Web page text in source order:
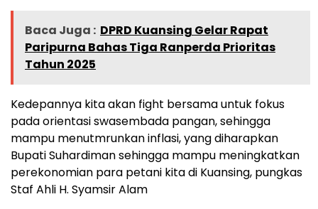
Baca Juga : DPRD Kuansing Gelar Rapat
Paripurna Bahas Tiga Ranperda Prioritas
Tahun 2025
Kedepannya kita akan fight bersama untuk fokus
pada orientasi swasembada pangan, sehingga
mampu menutmrunkan inflasi, yang diharapkan
Bupati Suhardiman sehingga mampu meningkatkan
perekonomian para petani kita di Kuansing, pungkas
Staf Ahli H. Syamsir Alam